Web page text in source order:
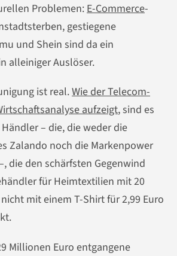
Problemen: E-Commerce-
gestiegene
und Shein sind da ein
alleiniger Auslöser.
ist real.Wie der Telecom-
aufzeigt, sind es
– die, die weder die
Zalando noch die Markenpower
die den schärfsten Gegenwind
für Heimtextilien mit 20
mit einem T-Shirt für 2,99 Euro
Millionen Euro entgangene